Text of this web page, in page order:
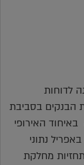
לדוחות
הבנקים בסביבת
האירופי
הצפי כי באפריל נתוני
יתקררו וירדו לעבר רמת 6.6%. תחזיות מחלקת